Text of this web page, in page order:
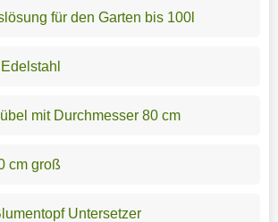
für den Garten bis 100l
mit Durchmesser 80 cm
cm groß
Untersetzer